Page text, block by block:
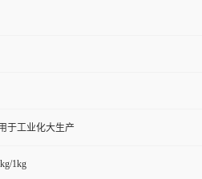
于工业化大生产
1kg